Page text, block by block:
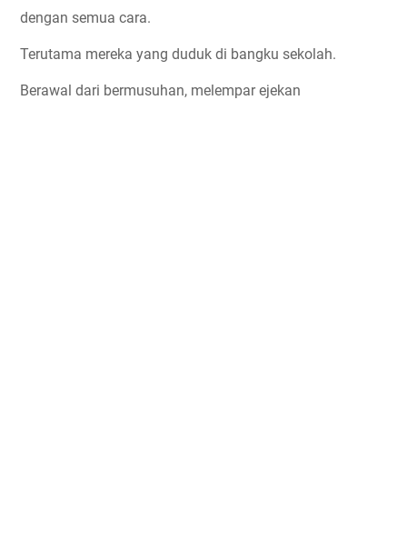
dengan semua cara.
Terutama mereka yang duduk di bangku sekolah.
Berawal dari bermusuhan, melempar ejekan